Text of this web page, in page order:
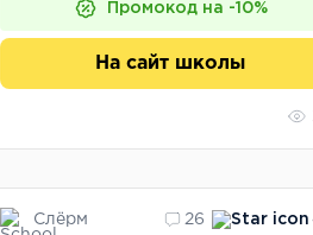
Промокод на -10%
На сайт школы
Слёрм 26